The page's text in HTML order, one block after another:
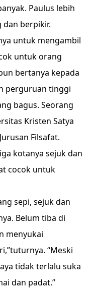
Paulus lebih
dan berpikir.
untuk mengambil
untuk orang
bertanya kepada
perguruan tinggi
bagus. Seorang
Kristen Satya
Filsafat.
kotanya sejuk dan
cocok untuk
sepi, sejuk dan
Belum tiba di
menyukai
“Meski
tidak terlalu suka
dan padat.”